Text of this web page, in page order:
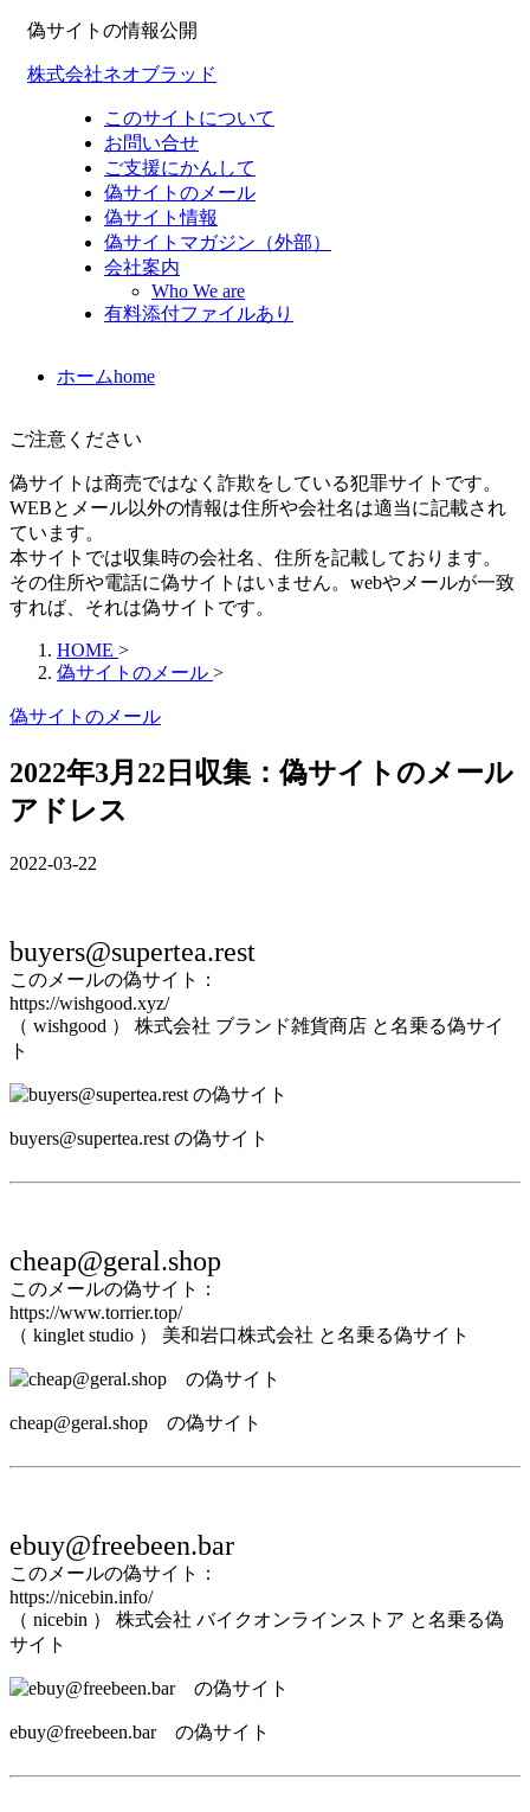
偽サイトの情報公開
株式会社ネオブラッド
このサイトについて
お問い合せ
ご支援にかんして
偽サイトのメール
偽サイト情報
偽サイトマガジン（外部）
会社案内
Who We are
有料添付ファイルあり
ホームhome
ご注意ください
偽サイトは商売ではなく詐欺をしている犯罪サイトです。
WEBとメール以外の情報は住所や会社名は適当に記載され
ています。
本サイトでは収集時の会社名、住所を記載しております。
その住所や電話に偽サイトはいません。webやメールが一致
すれば、それは偽サイトです。
HOME >
偽サイトのメール >
偽サイトのメール
2022年3月22日収集：偽サイトのメール
アドレス
2022-03-22
buyers@supertea.rest
このメールの偽サイト：
https://wishgood.xyz/
（ wishgood ） 株式会社 ブランド雑貨商店 と名乗る偽サイ
ト
buyers@supertea.rest の偽サイト
cheap@geral.shop
このメールの偽サイト：
https://www.torrier.top/
（ kinglet studio ） 美和岩口株式会社 と名乗る偽サイト
cheap@geral.shop の偽サイト
ebuy@freebeen.bar
このメールの偽サイト：
https://nicebin.info/
（ nicebin ） 株式会社 バイクオンラインストア と名乗る偽
サイト
ebuy@freebeen.bar の偽サイト